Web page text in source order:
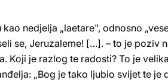
nedjelja „laetare", odnosno
se, Jeruzaleme! […]. – to je poziv
Koji je razlog te radosti? To je
„Bog je tako ljubio svijet te je